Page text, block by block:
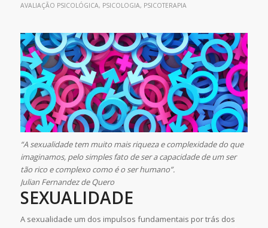
AVALIAÇÃO PSICOLÓGICA, PSICOLOGIA, PSICOTERAPIA
“A sexualidade tem muito mais riqueza e complexidade do que
imaginamos, pelo simples fato de ser a capacidade de um ser
tão rico e complexo como é o ser humano”.
Julian Fernandez de Quero
SEXUALIDADE
A sexualidade um dos impulsos fundamentais por trás dos